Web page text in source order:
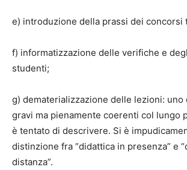
e) introduzione della prassi dei concorsi
f) informatizzazione delle verifiche e
studenti;
g) dematerializzazione delle lezioni: uno
gravi ma pienamente coerenti col lungo
è tentato di descrivere. Si è
distinzione fra “didattica in presenza” e
distanza”.